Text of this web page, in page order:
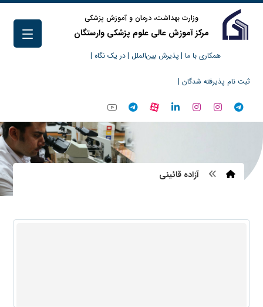
وزارت بهداشت، درمان و آموزش پزشکی
مرکز آموزش عالی علوم پزشکی وارستگان
همکاری با ما | پذیرش بین‌الملل |در یک نگاه |
ثبت نام پذیرفته شدگان |
آزاده قائینی